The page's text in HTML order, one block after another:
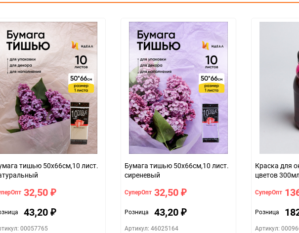
набор
тишью 50х66см,10 лист.
32,50 ₽
43,20 ₽
00057765
Бумага тишью 50х66см,10 лист.
сиреневый
СуперОпт 32,50 ₽
Розница 43,20 ₽
Артикул: 46025164
Краска для
цветов
СуперОпт
Розница
Артикул: